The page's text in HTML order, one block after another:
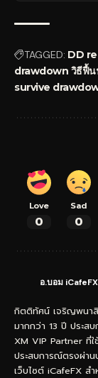
TAGGED: DD
drawdown วิธีฟื้น
survive
Love
0
Sad
0
อ.บอม iCafeFX
กิตติทัศน์ เจริญพนา
มากกว่า 13 ปี ประส
XM VIP Partner ที่
ประสบการณ์ตรงผ่า
เว็บไซต์ iCafeFX ส